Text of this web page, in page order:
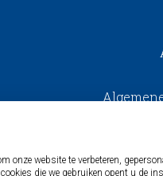
onze website te verbeteren,
die we gebruiken opent u de